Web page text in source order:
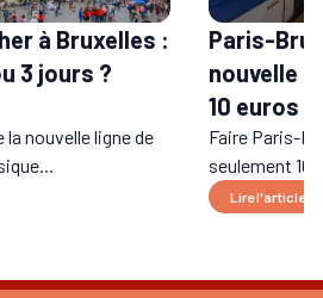
à Bruxelles :
3 jours ?
la nouvelle ligne de
Paris-
nouvelle
10 euros
Faire Paris-
seulement 10
Lire l'article